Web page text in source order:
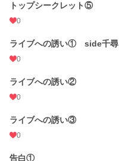
トップシークレット⑤
0
ライブへの誘い① side千尋
0
ライブへの誘い②
0
ライブへの誘い③
0
告白①